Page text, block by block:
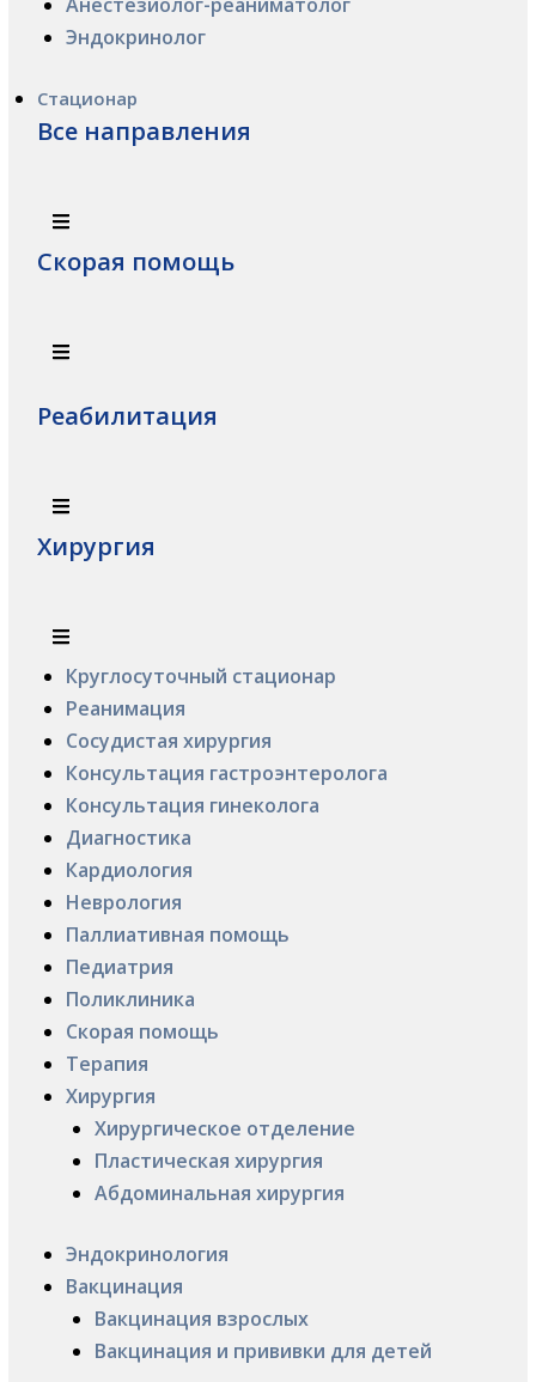
Эндокринолог
Стационар
Все направления
Скорая помощь
Реабилитация
Хирургия
Круглосуточный стационар
Реанимация
Сосудистая хирургия
Консультация гастроэнтеролога
Консультация гинеколога
Диагностика
Кардиология
Неврология
Паллиативная помощь
Педиатрия
Поликлиника
Скорая помощь
Терапия
Хирургия
Хирургическое отделение
Пластическая хирургия
Абдоминальная хирургия
Эндокринология
Вакцинация
Вакцинация взрослых
Вакцинация и прививки для детей